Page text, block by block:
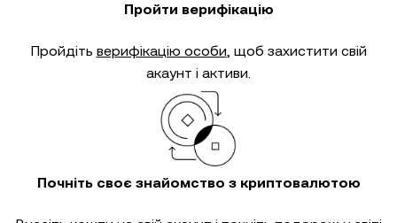
Пройти верифікацію
Пройдіть верифікацію особи, щоб захистити свій
акаунт і активи.
Почніть своє знайомство з криптовалютою